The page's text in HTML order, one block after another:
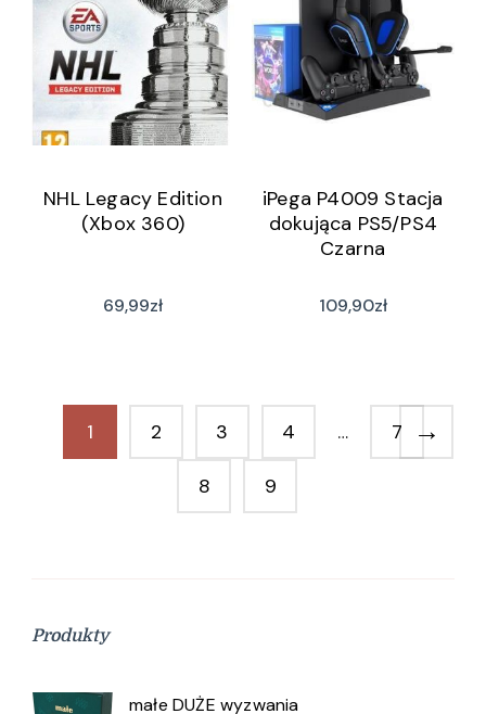
NHL Legacy Edition
(Xbox 360)
69,99zł
iPega P4009 Stacja
dokująca PS5/PS4
Czarna
109,90zł
1 2 3 4 … 7
8 9
→
Produkty
małe DUŻE wyzwania